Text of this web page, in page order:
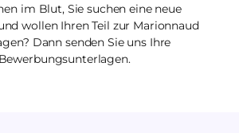
im Blut, Sie suchen eine neue
wollen Ihren Teil zur Marionnaud
Dann senden Sie uns Ihre